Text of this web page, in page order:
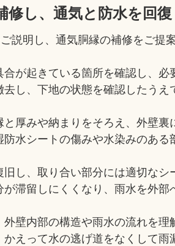
修し、通気と防水を回復
説明し、通気胴縁の補修をご提
合が起きている箇所を確認し、
し、下地の状態を確認したうえ
と厚みや納まりをそろえ、外壁
水シートの傷みや水染みのある
旧し、取り合い部分には適切な
滞留しにくくなり、雨水を外部
外壁内部の構造や雨水の流れを
えって水の逃げ道をなくして雨